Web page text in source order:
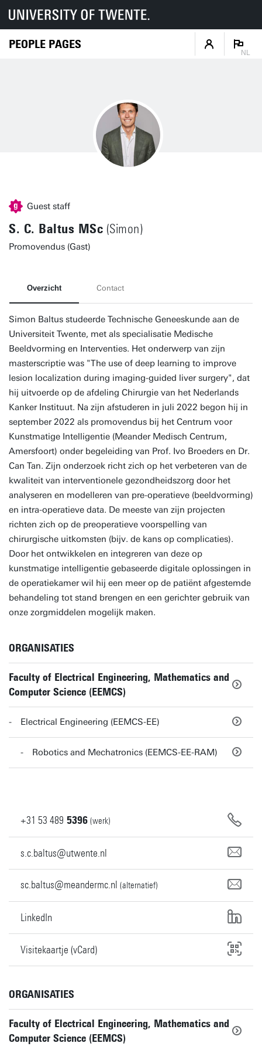
PEOPLE PAGES
NL
Guest staff
S. C. Baltus MSc (Simon)
Promovendus (Gast)
Overzicht Contact
Simon Baltus studeerde Technische Geneeskunde aan de
Universiteit Twente, met als specialisatie Medische
Beeldvorming en Interventies. Het onderwerp van zijn
masterscriptie was "The use of deep learning to improve
lesion localization during imaging-guided liver surgery", dat
hij uitvoerde op de afdeling Chirurgie van het Nederlands
Kanker Instituut. Na zijn afstuderen in juli 2022 begon hij in
september 2022 als promovendus bij het Centrum voor
Kunstmatige Intelligentie (Meander Medisch Centrum,
Amersfoort) onder begeleiding van Prof. Ivo Broeders en Dr.
Can Tan. Zijn onderzoek richt zich op het verbeteren van de
kwaliteit van interventionele gezondheidszorg door het
analyseren en modelleren van pre-operatieve (beeldvorming)
en intra-operatieve data. De meeste van zijn projecten
richten zich op de preoperatieve voorspelling van
chirurgische uitkomsten (bijv. de kans op complicaties).
Door het ontwikkelen en integreren van deze op
kunstmatige intelligentie gebaseerde digitale oplossingen in
de operatiekamer wil hij een meer op de patiënt afgestemde
behandeling tot stand brengen en een gerichter gebruik van
onze zorgmiddelen mogelijk maken.
ORGANISATIES
Faculty of Electrical Engineering, Mathematics and
Computer Science (EEMCS)
Electrical Engineering (EEMCS-EE)
Robotics and Mechatronics (EEMCS-EE-RAM)
+31 53 489 5396 (werk)
s.c.baltus@utwente.nl
sc.baltus@meandermc.nl (alternatief)
LinkedIn
Visitekaartje (vCard)
ORGANISATIES
Faculty of Electrical Engineering, Mathematics and
Computer Science (EEMCS)